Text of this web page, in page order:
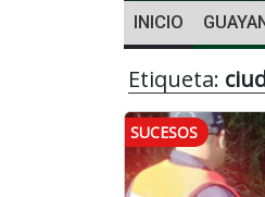
INICIO
Etiqueta:
SUCESOS